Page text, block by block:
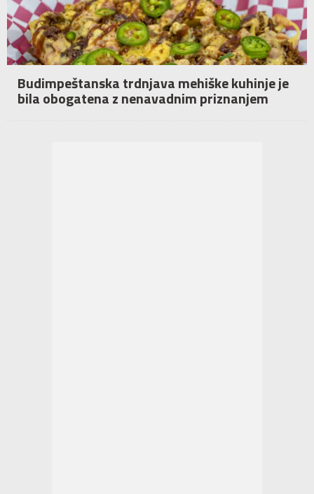
Budimpeštanska trdnjava mehiške kuhinje je
bila obogatena z nenavadnim priznanjem